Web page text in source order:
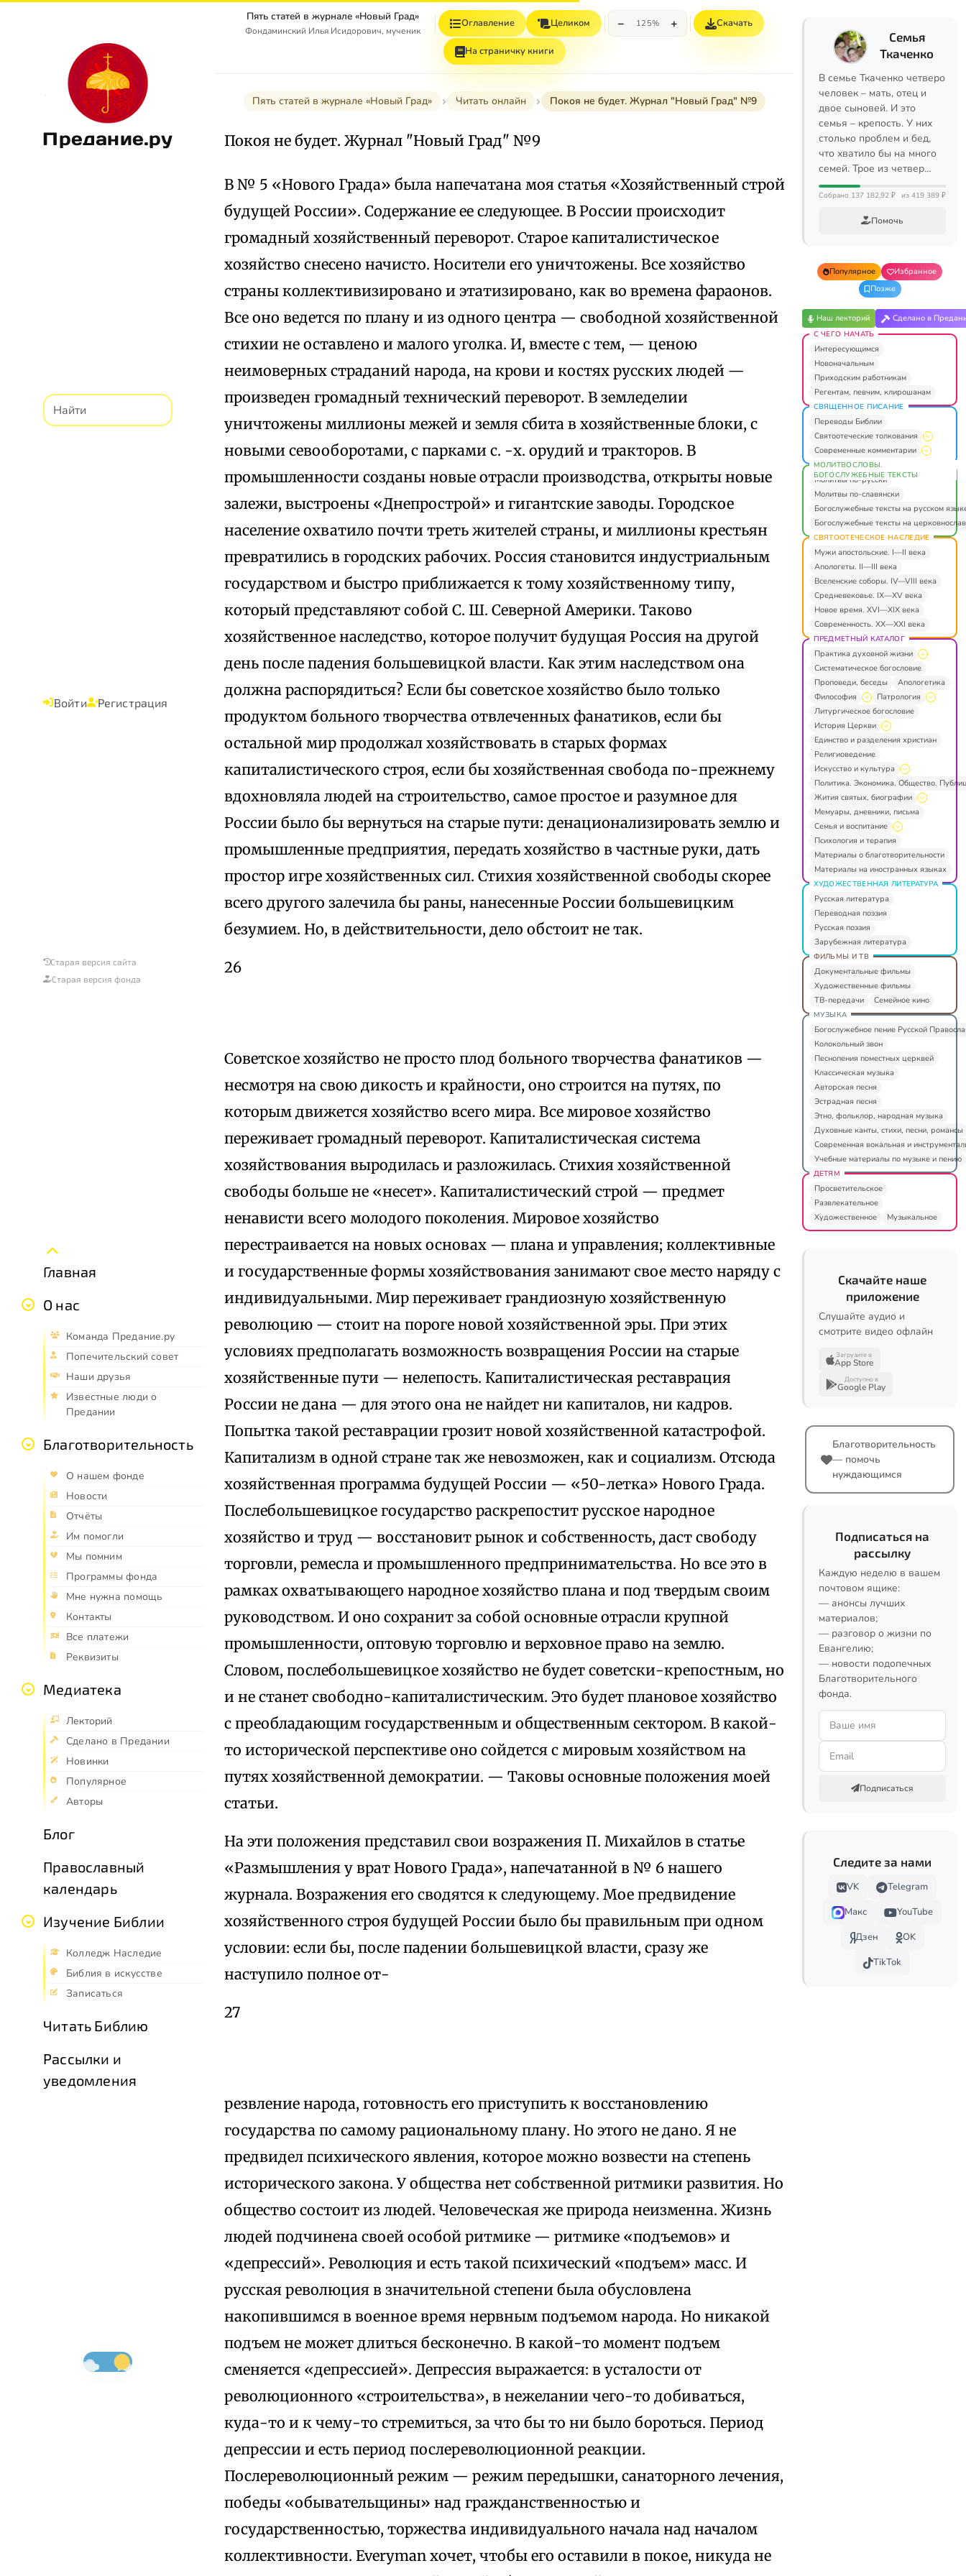
Предание.ру
Войти Регистрация
Старая версия сайта
Старая версия фонда
Главная
О нас
Команда Предание.ру
Попечительский совет
Наши друзья
Известные люди о
Предании
Благотворительность
О нашем фонде
Новости
Отчёты
Им помогли
Мы помним
Программы фонда
Мне нужна помощь
Контакты
Все платежи
Реквизиты
Медиатека
Лекторий
Сделано в Предании
Новинки
Популярное
Авторы
Блог
Православный
календарь
Изучение Библии
Колледж Наследие
Библия в искусстве
Записаться
Читать Библию
Рассылки и
уведомления
Пять статей в журнале «Новый Град»
Фондаминский Илья Исидорович, мученик
Оглавление Целиком − 125% + Скачать
На страничку книги
Пять статей в журнале «Новый Град» Читать онлайн Покоя не будет. Журнал "Новый Град" №9
Покоя не будет. Журнал "Новый Град" №9
В № 5 «Нового Града» была напечатана моя статья «Хозяйственный строй
будущей России». Содержание ее следующее. В России происходит
громадный хозяйственный переворот. Старое капиталистическое
хозяйство снесено начисто. Носители его уничтожены. Все хозяйство
страны коллективизировано и этатизировано, как во времена фараонов.
Все оно ведется по плану и из одного центра — свободной хозяйственной
стихии не оставлено и малого уголка. И, вместе с тем, — ценою
неимоверных страданий народа, на крови и костях русских людей —
произведен громадный технический переворот. В земледелии
уничтожены миллионы межей и земля сбита в хозяйственные блоки, с
новыми севооборотами, с парками с. -х. орудий и тракторов. В
промышленности созданы новые отрасли производства, открыты новые
залежи, выстроены «Днепрострой» и гигантские заводы. Городское
население охватило почти треть жителей страны, и миллионы крестьян
превратились в городских рабочих. Россия становится индустриальным
государством и быстро приближается к тому хозяйственному типу,
который представляют собой С. Ш. Северной Америки. Таково
хозяйственное наследство, которое получит будущая Россия на другой
день после падения большевицкой власти. Как этим наследством она
должна распорядиться? Если бы советское хозяйство было только
продуктом больного творчества отвлеченных фанатиков, если бы
остальной мир продолжал хозяйствовать в старых формах
капиталистического строя, если бы хозяйственная свобода по-прежнему
вдохновляла людей на строительство, самое простое и разумное для
России было бы вернуться на старые пути: денационализировать землю и
промышленные предприятия, передать хозяйство в частные руки, дать
простор игре хозяйственных сил. Стихия хозяйственной свободы скорее
всего другого залечила бы раны, нанесенные России большевицким
безумием. Но, в действительности, дело обстоит не так.
26
Советское хозяйство не просто плод больного творчества фанатиков —
несмотря на свою дикость и крайности, оно строится на путях, по
которым движется хозяйство всего мира. Все мировое хозяйство
переживает громадный переворот. Капиталистическая система
хозяйствования выродилась и разложилась. Стихия хозяйственной
свободы больше не «несет». Капиталистический строй — предмет
ненависти всего молодого поколения. Мировое хозяйство
перестраивается на новых основах — плана и управления; коллективные
и государственные формы хозяйствования занимают свое место наряду с
индивидуальными. Мир переживает грандиозную хозяйственную
революцию — стоит на пороге новой хозяйственной эры. При этих
условиях предполагать возможность возвращения России на старые
хозяйственные пути — нелепость. Капиталистическая реставрация
России не дана — для этого она не найдет ни капиталов, ни кадров.
Попытка такой реставрации грозит новой хозяйственной катастрофой.
Капитализм в одной стране так же невозможен, как и социализм. Отсюда
хозяйственная программа будущей России — «50-летка» Нового Града.
Послебольшевицкое государство раскрепостит русское народное
хозяйство и труд — восстановит рынок и собственность, даст свободу
торговли, ремесла и промышленного предпринимательства. Но все это в
рамках охватывающего народное хозяйство плана и под твердым своим
руководством. И оно сохранит за собой основные отрасли крупной
промышленности, оптовую торговлю и верховное право на землю.
Словом, послебольшевицкое хозяйство не будет советски-крепостным, но
и не станет свободно-капиталистическим. Это будет плановое хозяйство
с преобладающим государственным и общественным сектором. В какой-
то исторической перспективе оно сойдется с мировым хозяйством на
путях хозяйственной демократии. — Таковы основные положения моей
статьи.
На эти положения представил свои возражения П. Михайлов в статье
«Размышления у врат Нового Града», напечатанной в № 6 нашего
журнала. Возражения его сводятся к следующему. Мое предвидение
хозяйственного строя будущей России было бы правильным при одном
условии: если бы, после падении большевицкой власти, сразу же
наступило полное от-
27
резвление народа, готовность его приступить к восстановлению
государства по самому рациональному плану. Но этого не дано. Я не
предвидел психического явления, которое можно возвести на степень
исторического закона. У общества нет собственной ритмики развития. Но
общество состоит из людей. Человеческая же природа неизменна. Жизнь
людей подчинена своей особой ритмике — ритмике «подъемов» и
«депрессий». Революция и есть такой психический «подъем» масс. И
русская революция в значительной степени была обусловлена
накопившимся в военное время нервным подъемом народа. Но никакой
подъем не может длиться бесконечно. В какой-то момент подъем
сменяется «депрессией». Депрессия выражается: в усталости от
революционного «строительства», в нежелании чего-то добиваться,
куда-то и к чему-то стремиться, за что бы то ни было бороться. Период
депрессии и есть период послереволюционной реакции.
Послереволюционный режим — режим передышки, санаторного лечения,
победы «обывательщины» над гражданственностью и
государственностью, торжества индивидуального начала над началом
коллективности. Everyman хочет, чтобы его оставили в покое, никуда не
Семья
Ткаченко
В семье Ткаченко четверо
человек – мать, отец и
двое сыновей. И это
семья – крепость. У них
столько проблем и бед,
что хватило бы на много
семей. Трое из четвер…
Собрано 137 182,92 ₽ из 419 389 ₽
Помочь
Популярное
Избранное
Позже
Наш лекторий Сделано в
С ЧЕГО НАЧАТЬ
Интересующимся
Новоначальным
Приходским работникам
Регентам, певчим, клирошанам
СВЯЩЕННОЕ ПИСАНИЕ
Переводы Библии
Святоотеческие толкования
Современные комментарии
МОЛИТВОСЛОВЫ.
БОГОСЛУЖЕБНЫЕ ТЕКСТЫ
Молитвы по-русски
Молитвы по-славянски
Богослужебные тексты на русском
Богослужебные тексты на
СВЯТООТЕЧЕСКОЕ НАСЛЕДИЕ
Мужи апостольские. I—II века
Апологеты. II—III века
Вселенские соборы. IV—VIII века
Средневековье. IX—XV века
Новое время. XVI—XIX века
Современность. XX—XXI века
ПРЕДМЕТНЫЙ КАТАЛОГ
Практика духовной жизни
Систематическое богословие
Проповеди, беседы
Апологетика
Философия
Патрология
Литургическое богословие
История Церкви
Единство и разделения христиан
Религиоведение
Искусство и культура
Политика. Экономика. Общество.
Жития святых, биографии
Мемуары, дневники, письма
Семья и воспитание
Психология и терапия
Материалы о благотворительности
Материалы на иностранных языках
ХУДОЖЕСТВЕННАЯ ЛИТЕРАТУРА
Русская литература
Переводная поэзия
Русская поэзия
Зарубежная литература
ФИЛЬМЫ И ТВ
Документальные фильмы
Художественные фильмы
ТВ-передачи
Семейное кино
МУЗЫКА
Богослужебное пение Русской
Колокольный звон
Песнопения поместных церквей
Классическая музыка
Авторская песня
Эстрадная песня
Этно, фольклор, народная музыка
Духовные канты, стихи, песни, романсы
Современная вокальная и
Учебные материалы по музыке и пению
ДЕТЯМ
Просветительское
Развлекательное
Художественное
Музыкальное
Скачайте наше
приложение
Слушайте аудио и
смотрите видео офлайн
Загрузите в
App Store
Доступно в
Google Play
Благотворительность
— помочь
нуждающимся
Подписаться на
рассылку
Каждую неделю в вашем
почтовом ящике:
— анонсы лучших
материалов;
— разговор о жизни по
Евангелию;
— новости подопечных
Благотворительного
фонда.
Подписаться
Следите за нами
VK
Telegram
Макс
YouTube
Дзен
OK
TikTok